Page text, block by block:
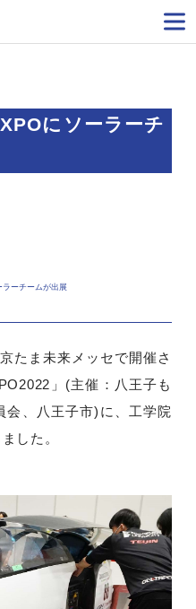
にソーラーチ
ラーチームが出展
たま未来メッセで開催さ
」(主催：八王子も
会、八王子市)に、工学院
した。